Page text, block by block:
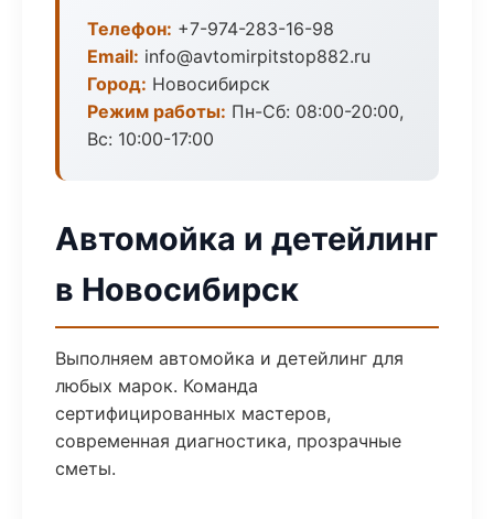
Телефон: +7-974-283-16-98
Email: info@avtomirpitstop882.ru
Город: Новосибирск
Режим работы: Пн-Сб: 08:00-20:00,
Вс: 10:00-17:00
Автомойка и детейлинг
в Новосибирск
Выполняем автомойка и детейлинг для
любых марок. Команда
сертифицированных мастеров,
современная диагностика, прозрачные
сметы.